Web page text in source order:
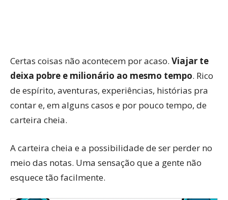
Certas coisas não acontecem por acaso. Viajar te
deixa pobre e milionário ao mesmo tempo. Rico
de espírito, aventuras, experiências, histórias pra
contar e, em alguns casos e por pouco tempo, de
carteira cheia.
A carteira cheia e a possibilidade de ser perder no
meio das notas. Uma sensação que a gente não
esquece tão facilmente.